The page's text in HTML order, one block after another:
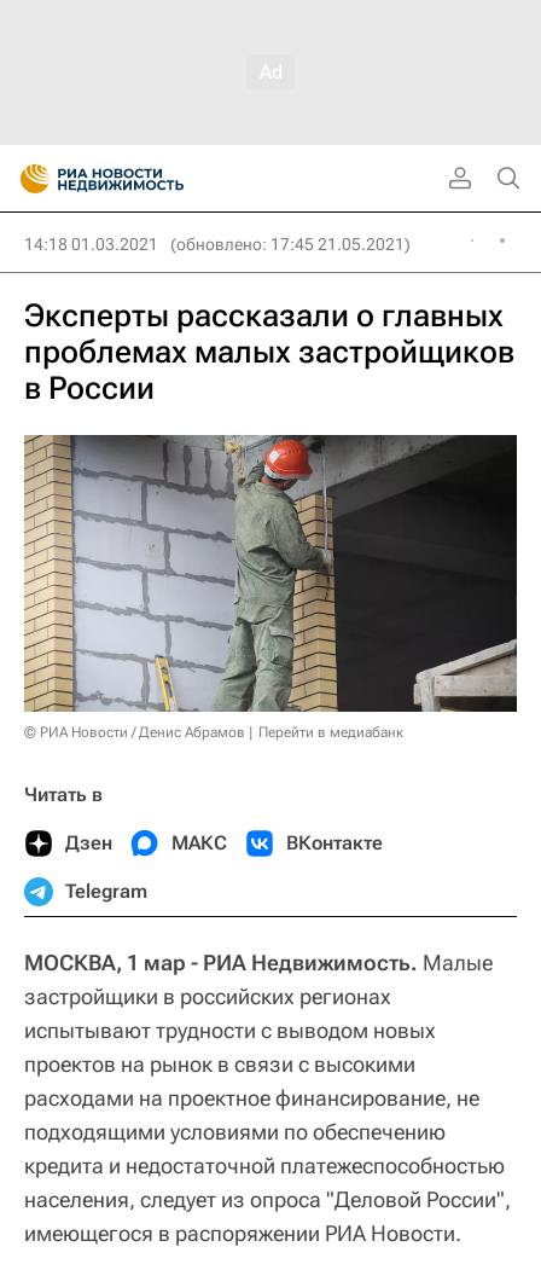
14:18 01.03.2021 (обновлено: 17:45 21.05.2021)
Эксперты рассказали о главных
проблемах малых застройщиков
в России
© РИА Новости / Денис Абрамов Перейти в медиабанк
Читать в
Дзен МАКС ВКонтакте
Telegram
МОСКВА, 1 мар - РИА Недвижимость. Малые
застройщики в российских регионах
испытывают трудности с выводом новых
проектов на рынок в связи с высокими
расходами на проектное финансирование, не
подходящими условиями по обеспечению
кредита и недостаточной платежеспособностью
населения, следует из опроса "Деловой России",
имеющегося в распоряжении РИА Новости.